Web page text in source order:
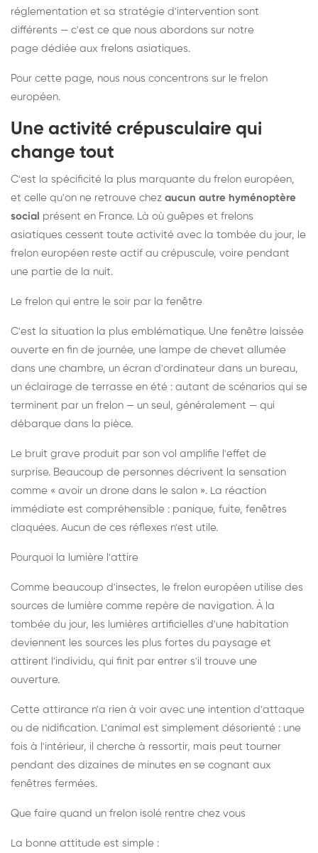
réglementation et sa stratégie d'intervention sont
différents — c'est ce que nous abordons sur notre
page dédiée aux frelons asiatiques.
Pour cette page, nous nous concentrons sur le frelon
européen.
Une activité crépusculaire qui
change tout
C'est la spécificité la plus marquante du frelon européen,
et celle qu'on ne retrouve chez aucun autre hyménoptère
social présent en France. Là où guêpes et frelons
asiatiques cessent toute activité avec la tombée du jour, le
frelon européen reste actif au crépuscule, voire pendant
une partie de la nuit.
Le frelon qui entre le soir par la fenêtre
C'est la situation la plus emblématique. Une fenêtre laissée
ouverte en fin de journée, une lampe de chevet allumée
dans une chambre, un écran d'ordinateur dans un bureau,
un éclairage de terrasse en été : autant de scénarios qui se
terminent par un frelon — un seul, généralement — qui
débarque dans la pièce.
Le bruit grave produit par son vol amplifie l'effet de
surprise. Beaucoup de personnes décrivent la sensation
comme « avoir un drone dans le salon ». La réaction
immédiate est compréhensible : panique, fuite, fenêtres
claquées. Aucun de ces réflexes n'est utile.
Pourquoi la lumière l'attire
Comme beaucoup d'insectes, le frelon européen utilise des
sources de lumière comme repère de navigation. À la
tombée du jour, les lumières artificielles d'une habitation
deviennent les sources les plus fortes du paysage et
attirent l'individu, qui finit par entrer s'il trouve une
ouverture.
Cette attirance n'a rien à voir avec une intention d'attaque
ou de nidification. L'animal est simplement désorienté : une
fois à l'intérieur, il cherche à ressortir, mais peut tourner
pendant des dizaines de minutes en se cognant aux
fenêtres fermées.
Que faire quand un frelon isolé rentre chez vous
La bonne attitude est simple :